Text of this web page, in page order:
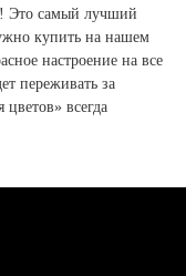
Это самый лучший
купить на нашем
настроение на все
переживать за
всегда